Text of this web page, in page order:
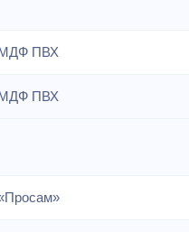
ПВХ
ПВХ